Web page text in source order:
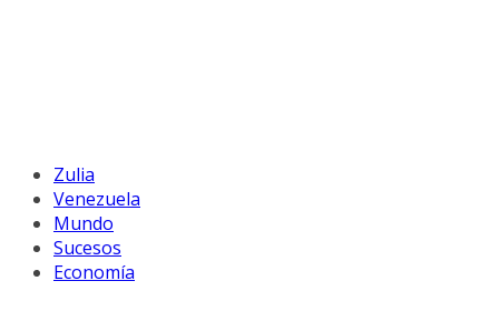
Zulia
Venezuela
Mundo
Sucesos
Economía